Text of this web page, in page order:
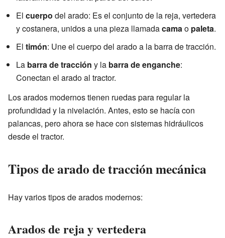
El cuerpo del arado: Es el conjunto de la reja, vertedera
y costanera, unidos a una pieza llamadacama o paleta.
El timón: Une el cuerpo del arado a la barra de tracción.
La barra de tracción y la barra de enganche:
Conectan el arado al tractor.
Los arados modernos tienen ruedas para regular la
profundidad y la nivelación. Antes, esto se hacía con
palancas, pero ahora se hace con sistemas hidráulicos
desde el tractor.
Tipos de arado de tracción mecánica
Hay varios tipos de arados modernos:
Arados de reja y vertedera